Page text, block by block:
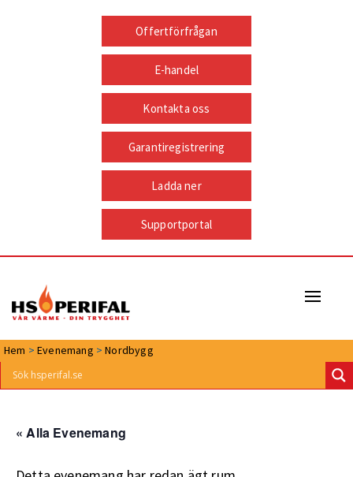
Offertförfrågan
E-handel
Kontakta oss
Garantiregistrering
Ladda ner
Supportportal
Hem >Evenemang >Nordbygg
« Alla Evenemang